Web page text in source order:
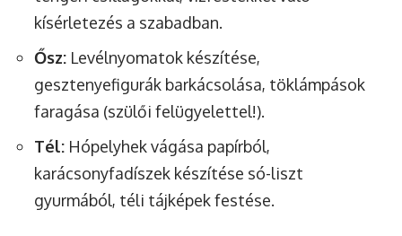
kísérletezés a szabadban.
Ősz: Levélnyomatok készítése,
gesztenyefigurák barkácsolása, töklámpások
faragása (szülői felügyelettel!).
Tél: Hópelyhek vágása papírból,
karácsonyfadíszek készítése só-liszt
gyurmából, téli tájképek festése.